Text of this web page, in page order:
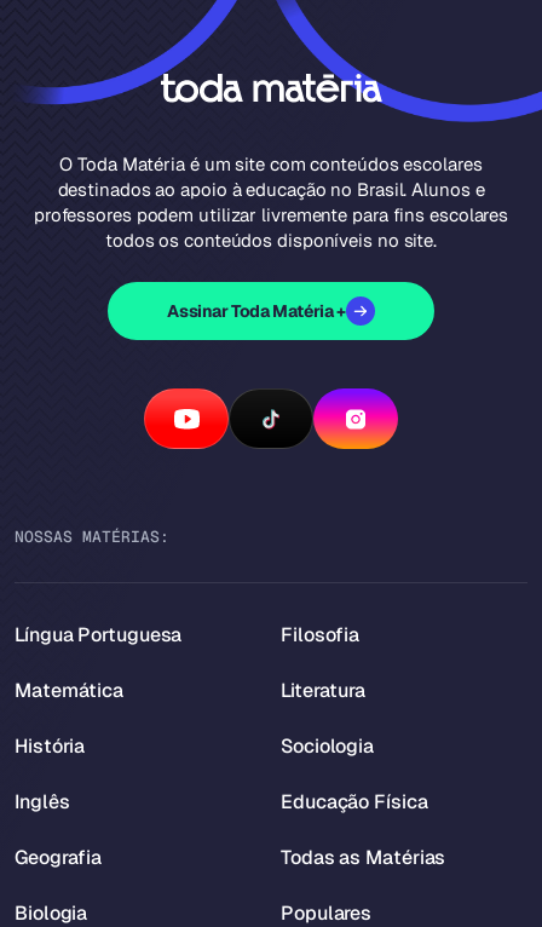
O Toda Matéria é um site com conteúdos escolares
destinados ao apoio à educação no Brasil. Alunos e
professores podem utilizar livremente para fins escolares
todos os conteúdos disponíveis no site.
Assinar Toda Matéria +
NOSSAS MATÉRIAS:
Língua Portuguesa
Matemática
História
Inglês
Geografia
Biologia
Filosofia
Literatura
Sociologia
Educação Física
Todas as Matérias
Populares